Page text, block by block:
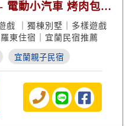
電動小汽車 烤肉包棟
戲 ｜獨棟別墅｜多樣遊戲
東住宿｜宜蘭民宿推薦
宜蘭親子民宿